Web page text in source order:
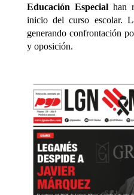
Educación Especialhan
inicio del curso escolar.
generando confrontación
y oposición.